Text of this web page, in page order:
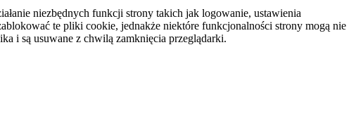
niezbędnych funkcji strony takich jak logowanie, ustawienia
te pliki cookie, jednakże niektóre funkcjonalności strony mogą nie
i są usuwane z chwilą zamknięcia przeglądarki.